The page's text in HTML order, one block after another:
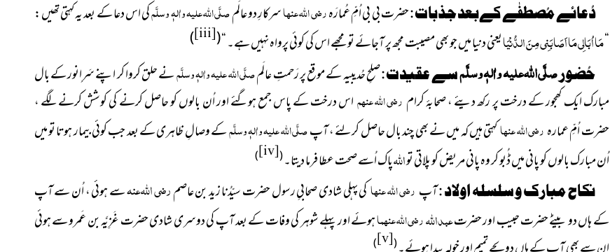
دُعائے مُصطفٰے کےبعدجذبات:حضرت بی بی اُمِّ عُمارَہرضی اللہ عنہاسرکارِ دو عالَمصلَّی اللہ علیہ واٰلہٖ وسلَّمکی اس دعا کے بعد یہ کہتی تھیں :
“مَا اُبَالِی مَا اَصَابَنِی مِنَ الدُّنْیَایعنی دنیا میں جو بھی مصیبت مجھ پر آجائے تو مجھے اس کی کوئی پرواہ نہیں ہے۔ “(
[iii]
)
حُضورصلَّی اللہ علیہ واٰلہٖ وسلَّمسے عقیدت :صلحِ حُدیبیہ کے موقع پر رَحمتِ عالَمصلَّی اللہ علیہ واٰلہٖ وسلَّمنے حلق کروا کر اپنے سَرِانور کے بال
مبارک ایک کھجور کے درخت پر رکھ دیئے ، صحابۂ کرام رضی اللہ عنہماس درخت کے پاس جمع ہوگئے اور اُن بالوں کو حاصل کرنے کی کوشش کرنے لگے ،
حضرت اُمِّ عمارہرضی اللہ عنہاکہتی ہیں کہ میں نے بھی چند بال حاصل کرلئے ، آپصلَّی اللہ علیہ واٰلہٖ وسلَّمکے وصالِ ظاہری کے بعد جب کوئی بیمار ہوتا تو میں
اُن مبارک بالوں کو پانی میں ڈُبو کر وہ پانی مریض کو پلاتی تواللہپاک اُسے صحت عطا فرما دیتا۔(
[iv]
)
نکاح مبارک و سلسلہ اولاد :آپ رضی اللہ عنہاکی پہلی شادی صحابیِ رسول حضرت سیّدُنا زید بن عاصمرضی اللہ عنہسے ہوئی ، اُن سے آپ
کے ہاں دو بیٹے حضرت حبیب اور حضرتعبداﷲرضی اللہ عنہماہوئے اور پہلے شوہر کی وفات کے بعد آپ کی دوسری شادی حضرت غَزِیَّہ بن عَمرو سے ہوئی
(
[v]
)